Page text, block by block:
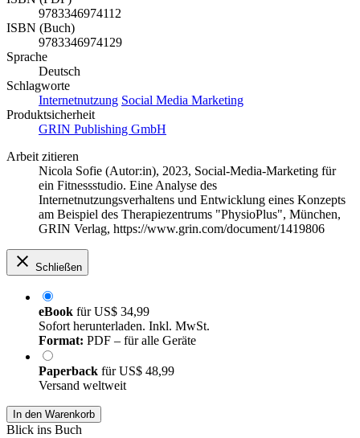
9783346974112
ISBN (Buch)
9783346974129
Sprache
Deutsch
Schlagworte
Internetnutzung Social Media Marketing
Produktsicherheit
GRIN Publishing GmbH
Arbeit zitieren
Nicola Sofie (Autor:in), 2023, Social-Media-Marketing für
ein Fitnessstudio. Eine Analyse des
Internetnutzungsverhaltens und Entwicklung eines Konzepts
am Beispiel des Therapiezentrums "PhysioPlus", München,
GRIN Verlag, https://www.grin.com/document/1419806
Schließen
eBook fürUS$ 34,99
Sofort herunterladen. Inkl. MwSt.
Format: PDF – für alle Geräte
Paperback fürUS$ 48,99
Versand weltweit
In den Warenkorb
Blick ins Buch